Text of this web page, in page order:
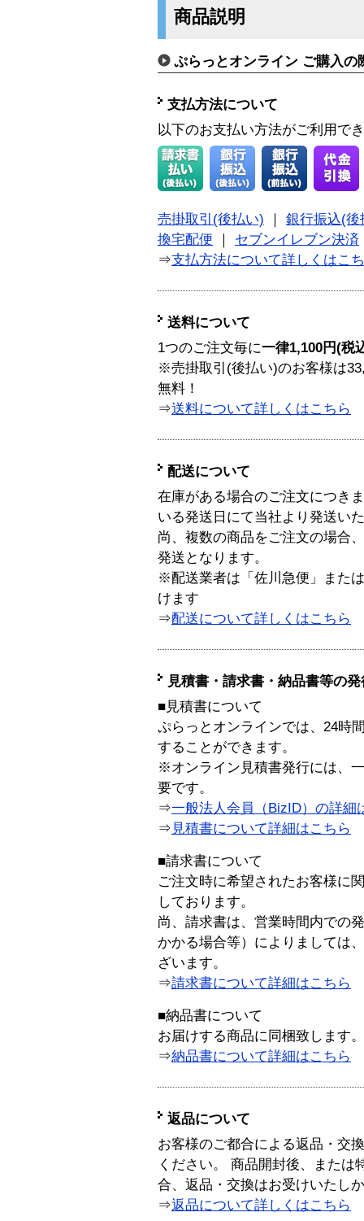
商品説明
ぷらっとオンライン ご購入の
支払方法について
以下のお支払い方法がご利用で
売掛取引(後払い)
銀行振込(後
換宅配便
セブンイレブン決済
⇒支払方法について詳しくはこ
送料について
1つのご注文毎に一律1,100円(税
※売掛取引(後払い)のお客様は
無料！
⇒送料について詳しくはこちら
配送について
在庫がある場合のご注文につき
いる発送日にて当社より発送い
尚、複数の商品をご注文の場合
発送となります。
※配送業者は「佐川急便」また
けます
⇒配送について詳しくはこちら
見積書・請求書・納品書等の
■見積書について
ぷらっとオンラインでは、24時
することができます。
※オンライン見積書発行には、
要です。
⇒一般法人会員（BizID）の詳細
⇒ 見積書について詳細はこちら
■請求書について
ご注文時に希望されたお客様に
しております。
尚、請求書は、営業時間内での
かかる場合等）によりましては
ざいます。
⇒請求書について詳細はこちら
■納品書について
お届けする商品に同梱致します。
⇒納品書について詳細はこちら
返品について
お客様のご都合による返品・交
ください。 商品開封後、または
合、返品・交換はお受けいたし
⇒返品について詳しくはこちら